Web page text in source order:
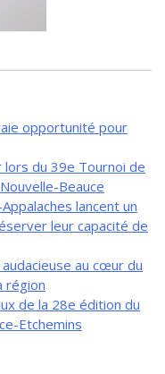
Nouvelle-
opportunité pour
lors du 39e Tournoi de
Beauce
lancent un
leur capacité de
au cœur du
région
de la 28e édition du
Etchemins